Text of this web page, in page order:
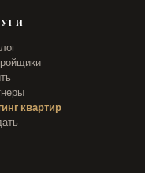
квартир